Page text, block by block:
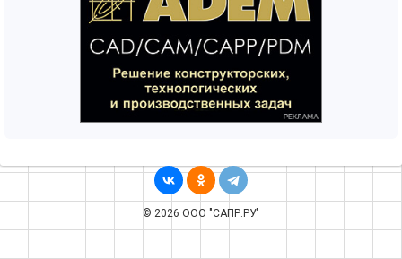
© 2026 ООО "САПР.РУ"